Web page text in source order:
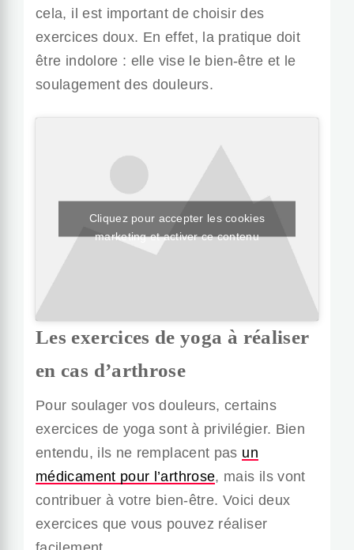
cela, il est important de choisir des
exercices doux. En effet, la pratique doit
être indolore : elle vise le bien-être et le
soulagement des douleurs.
Cliquez pour accepter les cookies
marketing et activer ce contenu
Les exercices de yoga à réaliser
en cas d’arthrose
Pour soulager vos douleurs, certains
exercices de yoga sont à privilégier. Bien
entendu, ils ne remplacent pas un
médicament pour l’arthrose, mais ils vont
contribuer à votre bien-être. Voici deux
exercices que vous pouvez réaliser